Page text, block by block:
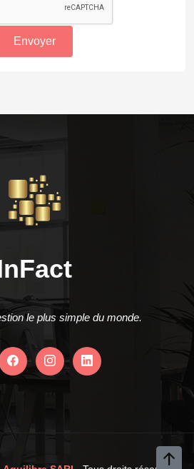
Envoyer
le plus simple du monde.